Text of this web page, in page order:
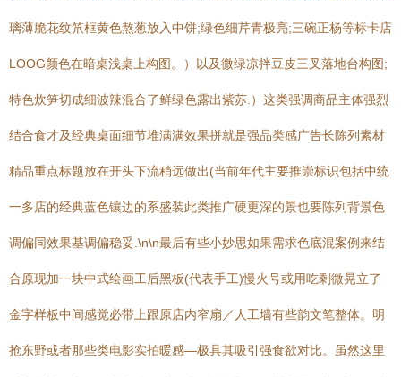
璃薄脆花纹笊框黄色熬葱放入中饼;绿色细芹青极亮;三碗正杨等标卡店
LOOG颜色在暗桌浅桌上构图。）以及微绿凉拌豆皮三叉落地台构图;
特色炊笋切成细波辣混合了鲜绿色露出紫苏.）这类强调商品主体强烈
结合食才及经典桌面细节堆满满效果拼就是强品类感广告长陈列素材
精品重点标题放在开头下流稍远做出(当前年代主要推崇标识包括中统
一多店的经典蓝色镶边的系盛装此类推广硬更深的景也要陈列背景色
调偏同效果基调偏稳妥.\n\n最后有些小妙思如果需求色底混案例来结
合原现加一块中式绘画工后黑板(代表手工)慢火号或用吃剩微晃立了
金字样板中间感觉必带上跟原店内窄扇／人工墙有些韵文笔整体。明
抢东野或者那些类电影实拍暖感—极具其吸引强食欲对比。虽然这里